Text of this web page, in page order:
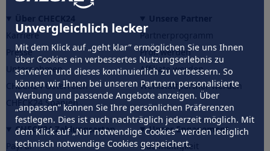
Unvergleichlich lecker
Mit dem Klick auf „geht klar” ermöglichen Sie uns Ihnen
über Cookies ein verbessertes Nutzungserlebnis zu
servieren und dieses kontinuierlich zu verbessern. So
können wir Ihnen bei unseren Partnern personalisierte
Werbung und passende Angebote anzeigen. Über
„anpassen” können Sie Ihre persönlichen Präferenzen
festlegen. Dies ist auch nachträglich jederzeit möglich. Mit
dem Klick auf „Nur notwendige Cookies” werden lediglich
technisch notwendige Cookies gespeichert.
Karriere
Presse
Unternehmen
CHECK24 Österreich
CHECK24 Spanien
Partnerprogramm
Profi werden
Affiliate werden
Werkstattpartner werden
CHECK24 Zahlungsarten
PayPal
Unser Engagement
Nachhaltigkeit